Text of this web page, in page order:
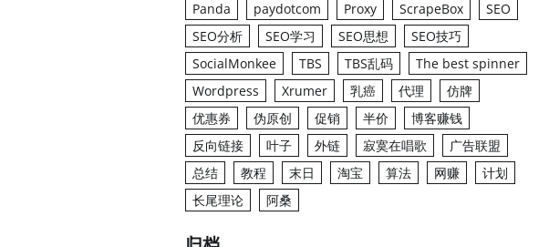
Panda
paydotcom Proxy ScrapeBox
SEO
SEO分析
SEO学习 SEO思想
SEO技巧
SocialMonkee
TBS TBS乱码
The best spinner
Wordpress
Xrumer 乳癌 代理
仿牌
优惠券
伪原创 促销 半价
博客赚钱
反向链接
叶子 外链 寂寞在唱歌
广告联盟
总结
教程 末日 淘宝 算法 网赚
计划
长尾理论
阿桑